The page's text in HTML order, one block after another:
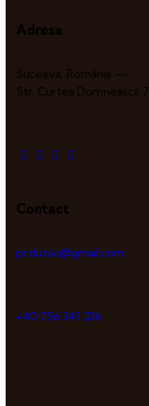
Adresa
Suceava, România —
Str. Curtea Domnească 7
Contact
pr.dutuc@gmail.com
+40 756 341 236